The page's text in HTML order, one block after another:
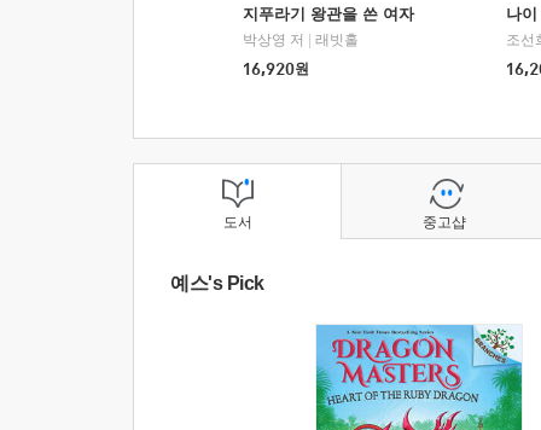
지푸라기 왕관을 쓴 여자
박상영 저
래빗홀
16,920원
나
조선
도서
예스's Pick
중고샵